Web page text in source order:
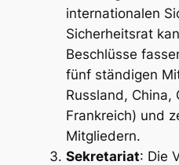
internationalen
Sicherheitsrat
Beschlüsse
fünf ständigen
Russland, China,
Frankreich) und
Mitgliedern.
Sekretariat: Die